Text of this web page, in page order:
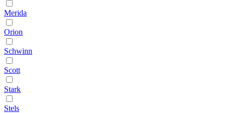
Merida
Orion
Schwinn
Scott
Stark
Stels